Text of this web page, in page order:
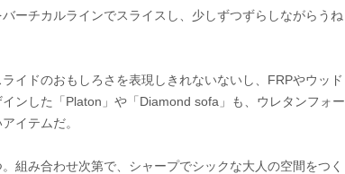
ーチカルラインでスライスし、少しずつずらしながらうね
イドのおもしろさを表現しきれないないし、FRPやウッド
ンした「Platon」や「Diamond sofa」も、ウレタンフォー
イテムだ。
組み合わせ次第で、シャープでシックな大人の空間をつく